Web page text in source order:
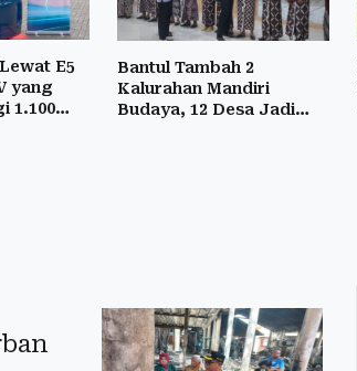
E5
yang
1.100
Bantul Tambah 2
Kalurahan Mandiri
Budaya, 12 Desa Jadi